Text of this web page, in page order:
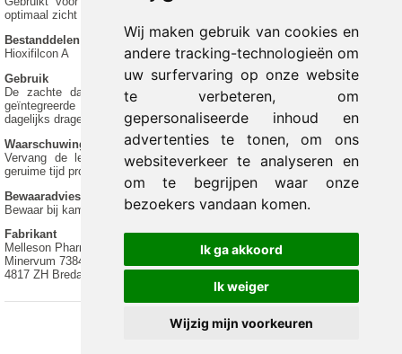
Wij maken gebruik van cookies en
andere tracking-technologieën om
uw surfervaring op onze website
te verbeteren, om
gepersonaliseerde inhoud en
advertenties te tonen, om ons
websiteverkeer te analyseren en
om te begrijpen waar onze
bezoekers vandaan komen.
Ik ga akkoord
Ik weiger
Wijzig mijn voorkeuren
optimaal zicht heeft en met een optimaal draagcomfort.
Bestanddelen
Hioxifilcon A
Gebruik
De zachte daglenzen van Unicare zijn lenzen van hoge kwaliteit met
geïntegreerde UV-bescherming. De contactlenzen zijn ontworpen voor het
dagelijks dragen en dienen na 1 dag te worden vervangen.
Waarschuwing
Vervang de lens elke dag, gebruik de lens uitsluitend wanneer al een
geruime tijd probleemloos zachte lenzen worden gedragen.
Bewaaradvies
Bewaar bij kamertemperatuur (4 - 25 graden Celsius).
Fabrikant
Melleson Pharma B.V.
Minervum 7384
4817 ZH Breda